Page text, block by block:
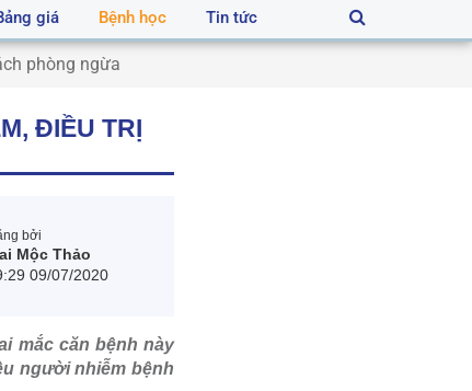
giá Bệnh học Tin tức
phòng ngừa
ĐIỀU TRỊ
bởi
Mộc Thảo
09/07/2020
mắc căn bệnh này
người nhiễm bệnh